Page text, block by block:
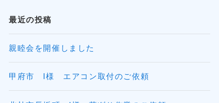
最近の投稿
親睦会を開催しました
甲府市 I様 エアコン取付のご依頼